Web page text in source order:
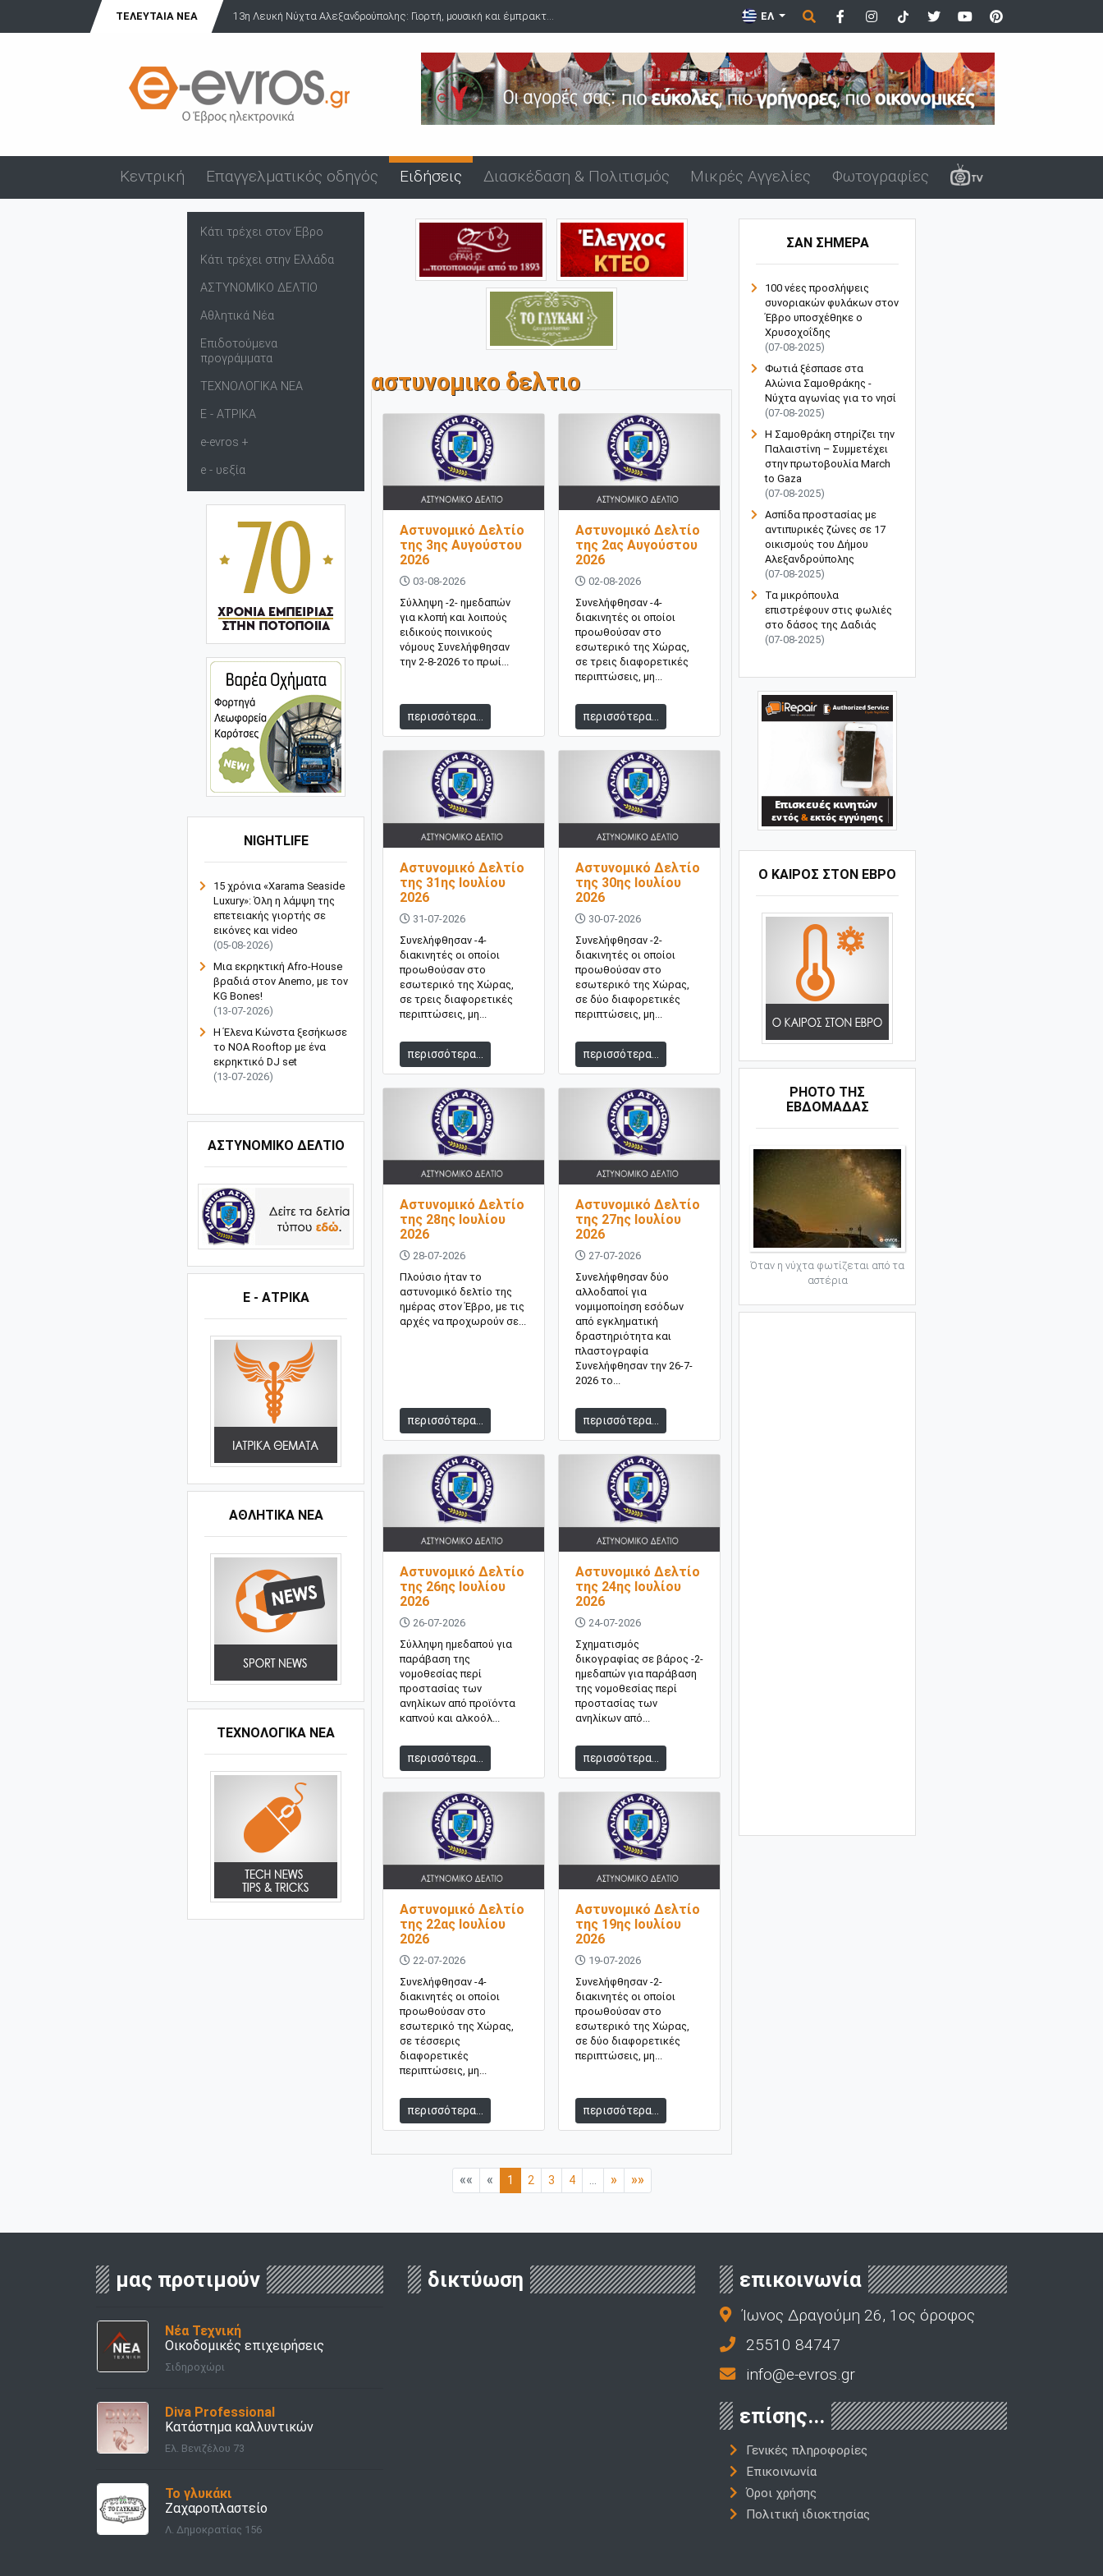
ΤΕΛΕΥΤΑΊΑ ΝΈΑ
13η Λευκή Νύχτα Αλεξανδρούπολης: Γιορτή, μουσική και έμπρακτ... Δύο συλλήψεις για ναρκωτικά στο λιμάνι της Αλεξανδρούπολης μ...
ΕΛ
Κεντρική Επαγγελματικός οδηγός Ειδήσεις Διασκέδαση & Πολιτισμός Μικρές Αγγελίες Φωτογραφίες
Κάτι τρέχει στον Έβρο
Κάτι τρέχει στην Ελλάδα
ΑΣΤΥΝΟΜΙΚΟ ΔΕΛΤΙΟ
Αθλητικά Νέα
Επιδοτούμενα
προγράμματα
ΤΕΧΝΟΛΟΓΙΚΑ ΝΕΑ
Ε - ΑΤΡΙΚΑ
e-evros +
e - υεξία
NIGHTLIFE
15 χρόνια «Xarama Seaside
Luxury»: Όλη η λάμψη της
επετειακής γιορτής σε
εικόνες και video
(05-08-2026)
Μια εκρηκτική Afro-House
βραδιά στον Anemo, με τον
KG Bones!
(13-07-2026)
Η Έλενα Κώνστα ξεσήκωσε
το NOA Rooftop με ένα
εκρηκτικό DJ set
(13-07-2026)
ΑΣΤΥΝΟΜΙΚΟ ΔΕΛΤΙΟ
Ε - ΑΤΡΙΚΑ
ΑΘΛΗΤΙΚΆ ΝΈΑ
ΤΕΧΝΟΛΟΓΙΚΑ ΝΕΑ
αστυνομικο δελτιο
Αστυνομικό Δελτίο
της 3ης Αυγούστου
2026
03-08-2026
Σύλληψη -2- ημεδαπών
για κλοπή και λοιπούς
ειδικούς ποινικούς
νόμους Συνελήφθησαν
την 2-8-2026 το πρωί...
περισσότερα...
Αστυνομικό Δελτίο
της 2ας Αυγούστου
2026
02-08-2026
Συνελήφθησαν -4-
διακινητές οι οποίοι
προωθούσαν στο
εσωτερικό της Χώρας,
σε τρεις διαφορετικές
περιπτώσεις, μη...
περισσότερα...
Αστυνομικό Δελτίο
της 31ης Ιουλίου
2026
31-07-2026
Συνελήφθησαν -4-
διακινητές οι οποίοι
προωθούσαν στο
εσωτερικό της Χώρας,
σε τρεις διαφορετικές
περιπτώσεις, μη...
περισσότερα...
Αστυνομικό Δελτίο
της 30ης Ιουλίου
2026
30-07-2026
Συνελήφθησαν -2-
διακινητές οι οποίοι
προωθούσαν στο
εσωτερικό της Χώρας,
σε δύο διαφορετικές
περιπτώσεις, μη...
περισσότερα...
Αστυνομικό Δελτίο
της 28ης Ιουλίου
2026
28-07-2026
Πλούσιο ήταν το
αστυνομικό δελτίο της
ημέρας στον Έβρο, με τις
αρχές να προχωρούν σε...
περισσότερα...
Αστυνομικό Δελτίο
της 27ης Ιουλίου
2026
27-07-2026
Συνελήφθησαν δύο
αλλοδαποί για
νομιμοποίηση εσόδων
από εγκληματική
δραστηριότητα και
πλαστογραφία
Συνελήφθησαν την 26-7-
2026 το...
περισσότερα...
Αστυνομικό Δελτίο
της 26ης Ιουλίου
2026
26-07-2026
Σύλληψη ημεδαπού για
παράβαση της
νομοθεσίας περί
προστασίας των
ανηλίκων από προϊόντα
καπνού και αλκοόλ...
περισσότερα...
Αστυνομικό Δελτίο
της 24ης Ιουλίου
2026
24-07-2026
Σχηματισμός
δικογραφίας σε βάρος -2-
ημεδαπών για παράβαση
της νομοθεσίας περί
προστασίας των
ανηλίκων από...
περισσότερα...
Αστυνομικό Δελτίο
της 22ας Ιουλίου
2026
22-07-2026
Συνελήφθησαν -4-
διακινητές οι οποίοι
προωθούσαν στο
εσωτερικό της Χώρας,
σε τέσσερις
διαφορετικές
περιπτώσεις, μη...
περισσότερα...
Αστυνομικό Δελτίο
της 19ης Ιουλίου
2026
19-07-2026
Συνελήφθησαν -2-
διακινητές οι οποίοι
προωθούσαν στο
εσωτερικό της Χώρας,
σε δύο διαφορετικές
περιπτώσεις, μη...
περισσότερα...
«« « 1 2 3 4 » »»
ΣΑΝ ΣΗΜΕΡΑ
100 νέες προσλήψεις
συνοριακών φυλάκων στον
Έβρο υποσχέθηκε ο
Χρυσοχοΐδης
(07-08-2025)
Φωτιά ξέσπασε στα
Αλώνια Σαμοθράκης -
Νύχτα αγωνίας για το νησί
(07-08-2025)
Η Σαμοθράκη στηρίζει την
Παλαιστίνη – Συμμετέχει
στην πρωτοβουλία March
to Gaza
(07-08-2025)
Ασπίδα προστασίας με
αντιπυρικές ζώνες σε 17
οικισμούς του Δήμου
Αλεξανδρούπολης
(07-08-2025)
Τα μικρόπουλα
επιστρέφουν στις φωλιές
στο δάσος της Δαδιάς
(07-08-2025)
Ο ΚΑΙΡΟΣ ΣΤΟΝ ΕΒΡΟ
PHOTO ΤΗΣ
ΕΒΔΟΜΑΔΑΣ
Όταν η νύχτα φωτίζεται από τα
αστέρια
μας προτιμούν
Νέα Τεχνική
Οικοδομικές επιχειρήσεις
Σιδηροχώρι
Diva Professional
Κατάστημα καλλυντικών
Ελ. Βενιζέλου 73
Το γλυκάκι
Ζαχαροπλαστείο
Λ. Δημοκρατίας 156
δικτύωση επικοινωνία
Ίωνος Δραγούμη 26, 1ος όροφος
25510 84747
info@e-evros.gr
επίσης...
Γενικές πληροφορίες
Επικοινωνία
Όροι χρήσης
Πολιτική ιδιοκτησίας